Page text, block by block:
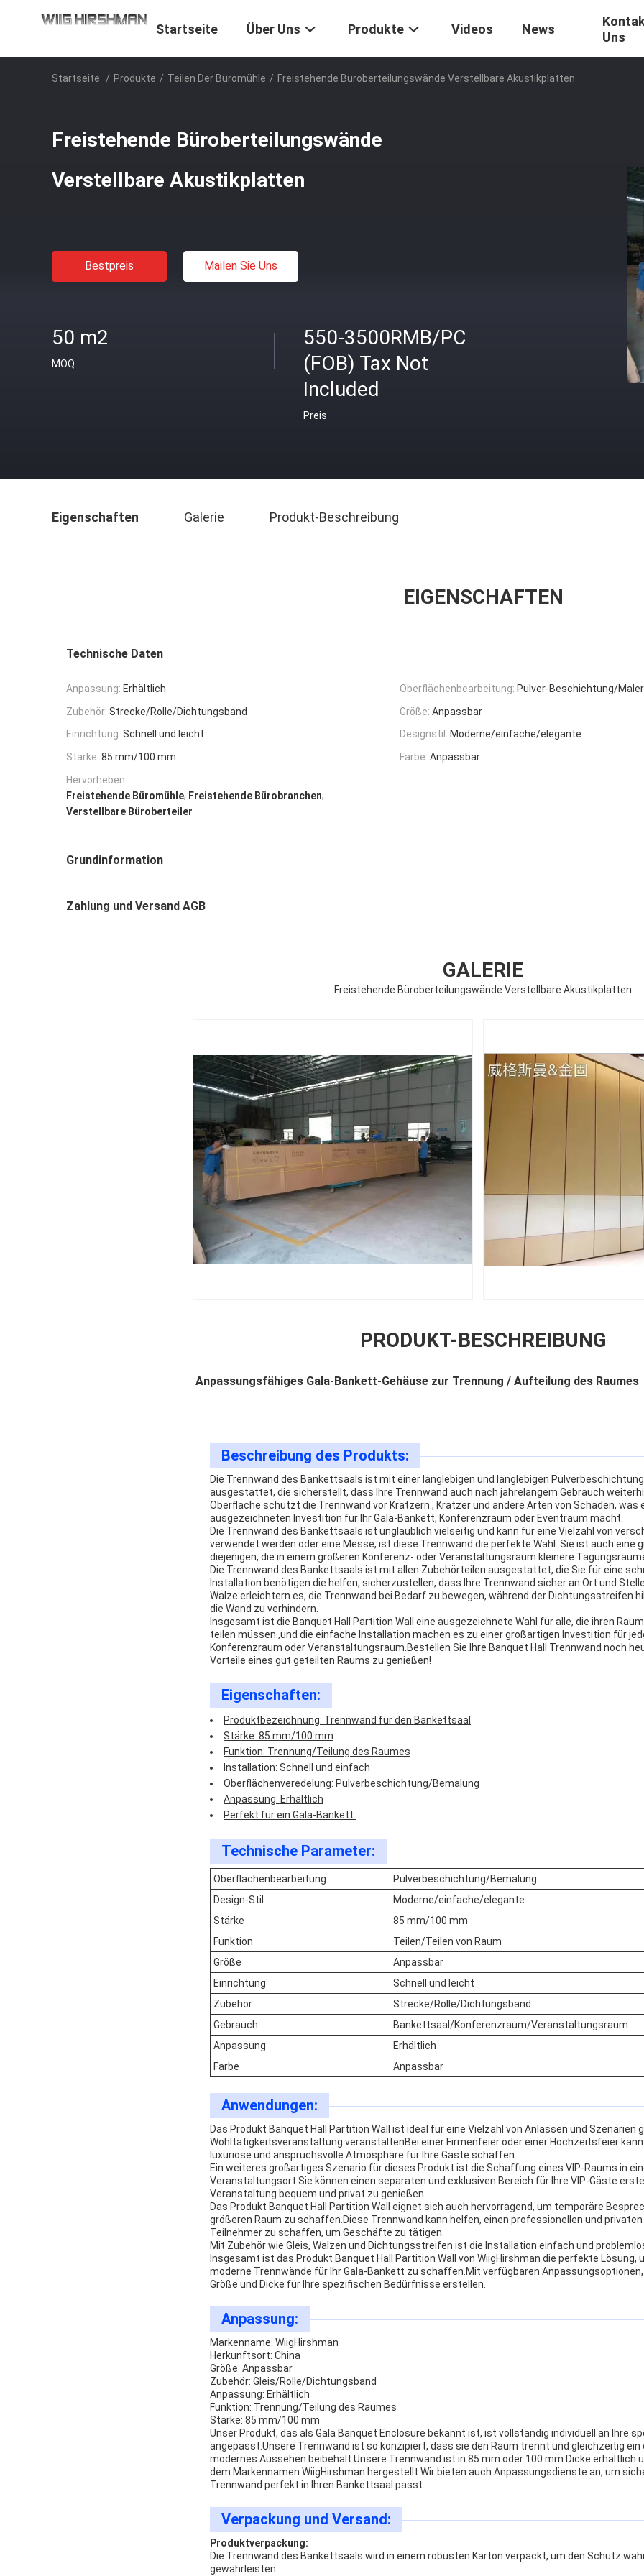
Startseite Über Uns Produkte Videos News
Uns
Startseite / Produkte / Teilen Der Büromühle / Freistehende Büroberteilungswände Verstellbare Akustikplatten
Freistehende Büroberteilungswände
Verstellbare Akustikplatten
Bestpreis Mailen Sie Uns
50 m2
MOQ
550-3500RMB/PC
(FOB) Tax Not
Included
Preis
Eigenschaften Galerie Produkt-Beschreibung
EIGENSCHAFTEN
Technische Daten
Anpassung: Erhältlich Oberflächenbearbeitung: Pulver-Beschichtung/
Zubehör: Strecke/Rolle/Dichtungsband Größe: Anpassbar
Einrichtung: Schnell und leicht Designstil: Moderne/einfache/elegante
Stärke: 85 mm/100 mm Farbe: Anpassbar
Hervorheben:
Freistehende Büromühle, Freistehende Bürobranchen,
Verstellbare Büroberteiler
Grundinformation
Zahlung und Versand AGB
GALERIE
Freistehende Büroberteilungswände Verstellbare Akustikplatten
PRODUKT-BESCHREIBUNG
Anpassungsfähiges Gala-Bankett-Gehäuse zur Trennung / Aufteilung des Raumes
Beschreibung des Produkts:
Die Trennwand des Bankettsaals ist mit einer langlebigen und langlebigen
ausgestattet, die sicherstellt, dass Ihre Trennwand auch nach jahrelangem Gebrauch
Oberfläche schützt die Trennwand vor Kratzern., Kratzer und andere Arten von Schäden, was
ausgezeichneten Investition für Ihr Gala-Bankett, Konferenzraum oder Eventraum macht.
Die Trennwand des Bankettsaals ist unglaublich vielseitig und kann für eine Vielzahl von
verwendet werden.oder eine Messe, ist diese Trennwand die perfekte Wahl. Sie ist auch eine
diejenigen, die in einem größeren Konferenz- oder Veranstaltungsraum kleinere
Die Trennwand des Bankettsaals ist mit allen Zubehörteilen ausgestattet, die Sie für eine
Installation benötigen.die helfen, sicherzustellen, dass Ihre Trennwand sicher an Ort und
Walze erleichtern es, die Trennwand bei Bedarf zu bewegen, während der Dichtungsstreifen
die Wand zu verhindern.
Insgesamt ist die Banquet Hall Partition Wall eine ausgezeichnete Wahl für alle, die ihren
teilen müssen.,und die einfache Installation machen es zu einer großartigen Investition für
Konferenzraum oder Veranstaltungsraum.Bestellen Sie Ihre Banquet Hall Trennwand noch
Vorteile eines gut geteilten Raums zu genießen!
Eigenschaften:
Produktbezeichnung: Trennwand für den Bankettsaal
Stärke: 85 mm/100 mm
Funktion: Trennung/Teilung des Raumes
Installation: Schnell und einfach
Oberflächenveredelung: Pulverbeschichtung/Bemalung
Anpassung: Erhältlich
Perfekt für ein Gala-Bankett.
Technische Parameter:
Oberflächenbearbeitung
Pulverbeschichtung/Bemalung
Design-Stil
Moderne/einfache/elegante
Stärke
85 mm/100 mm
Funktion
Teilen/Teilen von Raum
Größe
Anpassbar
Einrichtung
Schnell und leicht
Zubehör
Strecke/Rolle/Dichtungsband
Gebrauch
Bankettsaal/Konferenzraum/Veranstaltungsraum
Anpassung
Erhältlich
Farbe
Anpassbar
Anwendungen:
Das Produkt Banquet Hall Partition Wall ist ideal für eine Vielzahl von Anlässen und Szenarien
Wohltätigkeitsveranstaltung veranstaltenBei einer Firmenfeier oder einer Hochzeitsfeier
luxuriöse und anspruchsvolle Atmosphäre für Ihre Gäste schaffen.
Ein weiteres großartiges Szenario für dieses Produkt ist die Schaffung eines VIP-Raums in
Veranstaltungsort.Sie können einen separaten und exklusiven Bereich für Ihre VIP-Gäste
Veranstaltung bequem und privat zu genießen..
Das Produkt Banquet Hall Partition Wall eignet sich auch hervorragend, um temporäre
größeren Raum zu schaffen.Diese Trennwand kann helfen, einen professionellen und
Teilnehmer zu schaffen, um Geschäfte zu tätigen.
Mit Zubehör wie Gleis, Walzen und Dichtungsstreifen ist die Installation einfach und
Insgesamt ist das Produkt Banquet Hall Partition Wall von WiigHirshman die perfekte Lösung,
moderne Trennwände für Ihr Gala-Bankett zu schaffen.Mit verfügbaren
Größe und Dicke für Ihre spezifischen Bedürfnisse erstellen.
Anpassung:
Markenname: WiigHirshman
Herkunftsort: China
Größe: Anpassbar
Zubehör: Gleis/Rolle/Dichtungsband
Anpassung: Erhältlich
Funktion: Trennung/Teilung des Raumes
Stärke: 85 mm/100 mm
Unser Produkt, das als Gala Banquet Enclosure bekannt ist, ist vollständig individuell an Ihre
angepasst.Unsere Trennwand ist so konzipiert, dass sie den Raum trennt und gleichzeitig ein
modernes Aussehen beibehält.Unsere Trennwand ist in 85 mm oder 100 mm Dicke erhältlich
dem Markennamen WiigHirshman hergestellt.Wir bieten auch Anpassungsdienste an, um
Trennwand perfekt in Ihren Bankettsaal passt..
Verpackung und Versand:
Produktverpackung:
Die Trennwand des Bankettsaals wird in einem robusten Karton verpackt, um den Schutz
gewährleisten.